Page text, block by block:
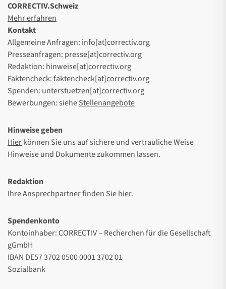
CORRECTIV.Schweiz
Mehr erfahren
Kontakt
Allgemeine Anfragen: info[at]correctiv.org
Presseanfragen: presse[at]correctiv.org
Redaktion: hinweise[at]correctiv.org
Faktencheck: faktencheck[at]correctiv.org
Spenden: unterstuetzen[at]correctiv.org
Bewerbungen: sieheStellenangebote
Hinweise geben
Hierkönnen Sie uns auf sichere und vertrauliche Weise
Hinweise und Dokumente zukommen lassen.
Redaktion
Ihre Ansprechpartner finden Siehier.
Spendenkonto
Kontoinhaber: CORRECTIV – Recherchen für die Gesellschaft
gGmbH
IBAN DE57 3702 0500 0001 3702 01
Sozialbank